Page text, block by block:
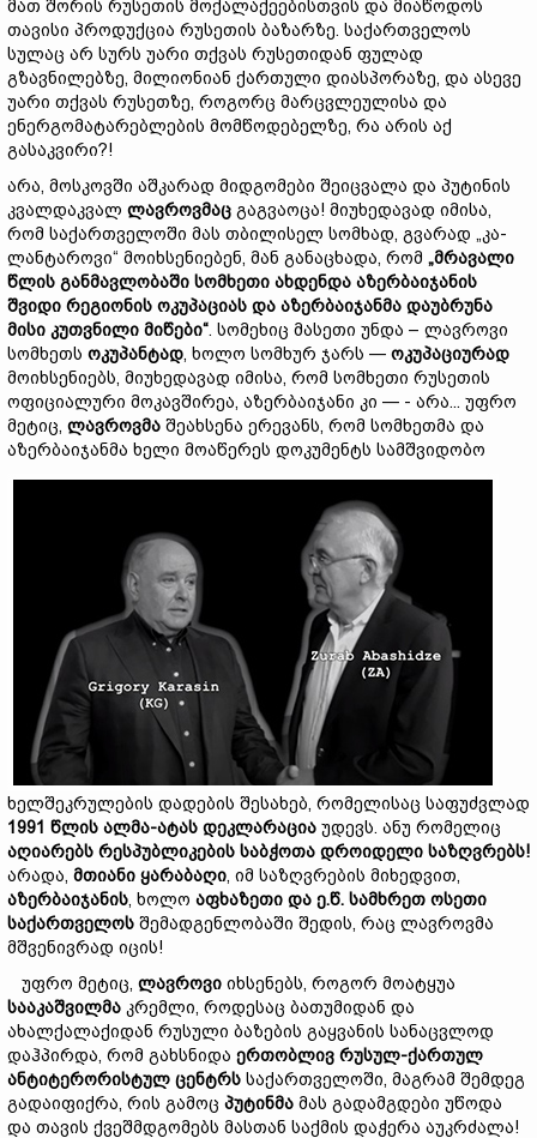
მათ შორის რუსეთის მოქალაქეებისთვის და მიაწოდოს
თავისი პროდუქცია რუსეთის ბაზარზე. საქართველოს
სულაც არ სურს უარი თქვას რუსეთიდან ფულად
გზავნილებზე, მილიონიან ქართული დიასპორაზე, და ასევე
უარი თქვას რუსეთზე, როგორც მარცვლეულისა და
ენერგომატარებლების მომწოდებელზე, რა არის აქ
გასაკვირი?!
არა, მოსკოვში აშკარად მიდგომები შეიცვალა და პუტინის
კვალდაკვალ ლავროვმაც გაგვაოცა! მიუხედავად იმისა,
რომ საქართველოში მას თბილისელ სომხად, გვარად „კა-
ლანტაროვი“ მოიხსენიებენ, მან განაცხადა, რომ „მრავალი
წლის განმავლობაში სომხეთი ახდენდა აზერბაიჯანის
შვიდი რეგიონის ოკუპაციას და აზერბაიჯანმა დაუბრუნა
მისი კუთვნილი მიწები“. სომეხიც მასეთი უნდა – ლავროვი
სომხეთს ოკუპანტად, ხოლო სომხურ ჯარს — ოკუპაციურად
მოიხსენიებს, მიუხედავად იმისა, რომ სომხეთი რუსეთის
ოფიციალური მოკავშირეა, აზერბაიჯანი კი — - არა... უფრო
მეტიც, ლავროვმა შეახსენა ერევანს, რომ სომხეთმა და
აზერბაიჯანმა ხელი მოაწერეს დოკუმენტს სამშვიდობო
ხელშეკრულების დადების შესახებ, რომელისაც საფუძვლად
1991 წლის ალმა-ატას დეკლარაცია უდევს. ანუ რომელიც
აღიარებს რესპუბლიკების საბჭოთა დროიდელი საზღვრებს!
არადა, მთიანი ყარაბაღი, იმ საზღვრების მიხედვით,
აზერბაიჯანის, ხოლო აფხაზეთი და ე.წ. სამხრეთ ოსეთი
საქართველოს შემადგენლობაში შედის, რაც ლავროვმა
მშვენივრად იცის!
უფრო მეტიც, ლავროვი იხსენებს, როგორ მოატყუა
სააკაშვილმა კრემლი, როდესაც ბათუმიდან და
ახალქალაქიდან რუსული ბაზების გაყვანის სანაცვლოდ
დაჰპირდა, რომ გახსნიდა ერთობლივ რუსულ-ქართულ
ანტიტერორისტულ ცენტრს საქართველოში, მაგრამ შემდეგ
გადაიფიქრა, რის გამოც პუტინმა მას გადამგდები უწოდა
და თავის ქვეშმდგომებს მასთან საქმის დაჭერა აუკრძალა!